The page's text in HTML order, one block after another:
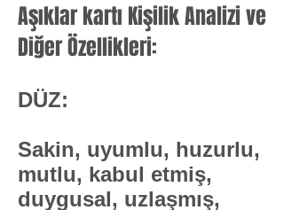
Aşıklar kartı Kişilik Analizi ve
Diğer Özellikleri:
DÜZ:
​Sakin, uyumlu, huzurlu,
mutlu, kabul etmiş,
duygusal, uzlaşmış,